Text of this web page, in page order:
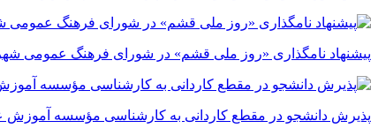
پیشنهاد نامگذاری «روز ملی قشم» در شورای فرهنگ عمومی
پذیرش دانشجو در مقطع کاردانی به کارشناسی مؤسسه آموزش